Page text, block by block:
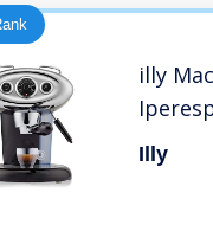
illy
Illy